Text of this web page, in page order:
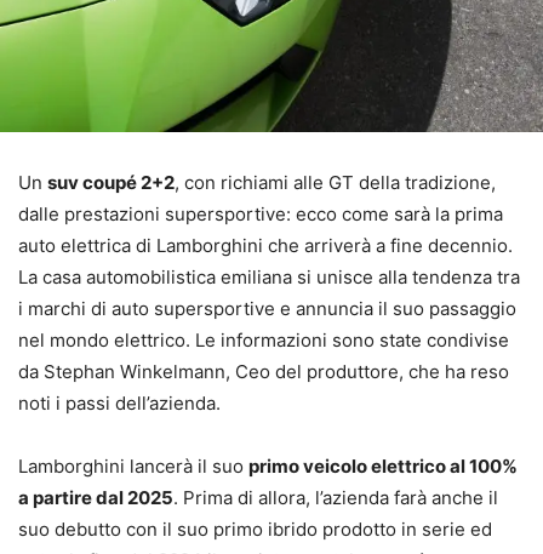
Un suv coupé 2+2, con richiami alle GT della tradizione,
dalle prestazioni supersportive: ecco come sarà la prima
auto elettrica di Lamborghini che arriverà a fine decennio.
La casa automobilistica emiliana si unisce alla tendenza tra
i marchi di auto supersportive e annuncia il suo passaggio
nel mondo elettrico. Le informazioni sono state condivise
da Stephan Winkelmann, Ceo del produttore, che ha reso
noti i passi dell’azienda.
Lamborghini lancerà il suo primo veicolo elettrico al 100%
a partire dal 2025. Prima di allora, l’azienda farà anche il
suo debutto con il suo primo ibrido prodotto in serie ed